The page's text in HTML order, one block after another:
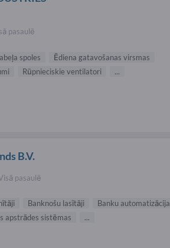
pasaulē
spoles
Ēdiena gatavošanas virsmas
Rūpnieciskie ventilatori ...
B.V.
pasaulē
Banknošu lasītāji
Banku automatizācija
apstrādes sistēmas ...